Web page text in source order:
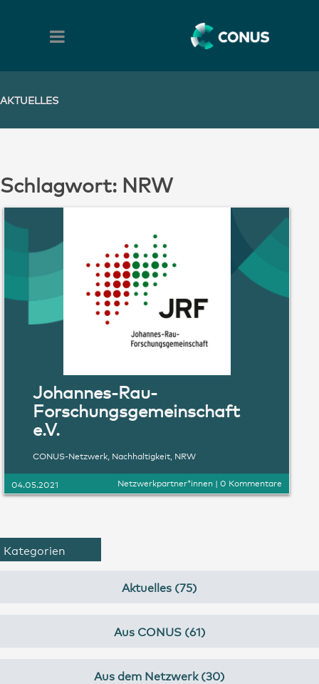
AKTUELLES
Schlagwort: NRW
Johannes-Rau-
Forschungsgemeinschaft
e.V.
CONUS-Netzwerk Nachhaltigkeit NRW
04.05.2021 Netzwerkpartner*innen | 0 Kommentare
Kategorien
Aktuelles (75)
Aus CONUS (61)
Aus dem Netzwerk (30)